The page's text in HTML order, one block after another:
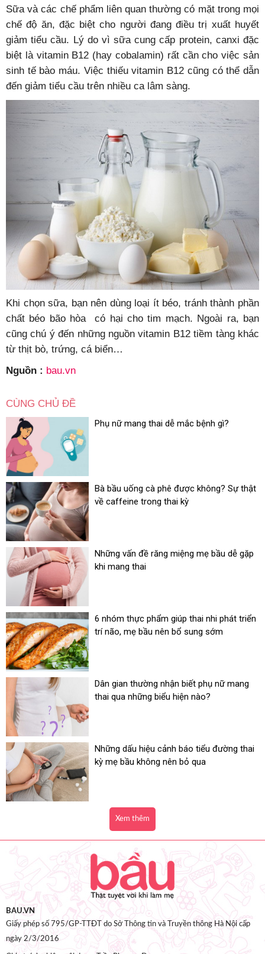
Sữa và các chế phẩm liên quan thường có mặt trong mọi
chế độ ăn, đặc biệt cho người đang điều trị xuất huyết
giảm tiểu cầu. Lý do vì sữa cung cấp protein, canxi đặc
biệt là vitamin B12 (hay cobalamin) rất cần cho việc sản
sinh tế bào máu. Việc thiếu vitamin B12 cũng có thể dẫn
đến giảm tiểu cầu trên nhiều ca lâm sàng.
Khi chọn sữa, bạn nên dùng loại ít béo, tránh thành phần
chất béo bão hòa có hại cho tim mạch. Ngoài ra, bạn
cũng chú ý đến những nguồn vitamin B12 tiềm tàng khác
từ thịt bò, trứng, cá biển…
Nguồn : bau.vn
CÙNG CHỦ ĐỀ
Phụ nữ mang thai dễ mắc bệnh gì?
Bà bầu uống cà phê được không? Sự thật
về caffeine trong thai kỳ
Những vấn đề răng miệng mẹ bầu dễ gặp
khi mang thai
6 nhóm thực phẩm giúp thai nhi phát triển
trí não, mẹ bầu nên bổ sung sớm
Dân gian thường nhận biết phụ nữ mang
thai qua những biểu hiện nào?
Những dấu hiệu cảnh báo tiểu đường thai
kỳ mẹ bầu không nên bỏ qua
Xem thêm
BAU.VN
Giấy phép số 795/GP-TTĐT do Sở Thông tin và Truyền thông Hà Nội cấp
ngày 2/3/2016